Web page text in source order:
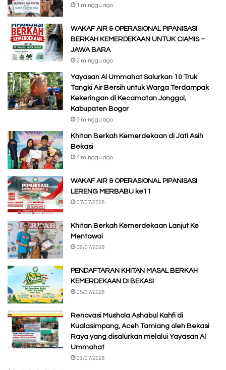
1 minggu ago
WAKAF AIR & OPERASIONAL PIPANISASI
BERKAH KEMERDEKAAN UNTUK CIAMIS –
JAWA BARA
2 minggu ago
Yayasan Al Ummahat Salurkan 10 Truk
Tangki Air Bersih untuk Warga Terdampak
Kekeringan di Kecamatan Jonggol,
Kabupaten Bogor
3 minggu ago
Khitan Berkah Kemerdekaan di Jati Asih
Bekasi
4 minggu ago
WAKAF AIR & OPERASIONAL PIPANISASI
LERENG MERBABU ke11
07/07/2026
Khitan Berkah Kemerdekaan Lanjut Ke
Mentawai
06/07/2026
PENDAFTARAN KHITAN MASAL BERKAH
KEMERDEKAAN DI BEKASI
05/07/2026
Renovasi Mushola Ashabul Kahfi di
Kualasimpang, Aceh Tamiang oleh Bekasi
Raya yang disalurkan melalui Yayasan Al
Ummahat
03/07/2026